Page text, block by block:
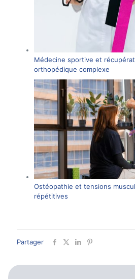
Médecine sportive et
orthopédique complexe
Ostéopathie et tensions
répétitives
Partager